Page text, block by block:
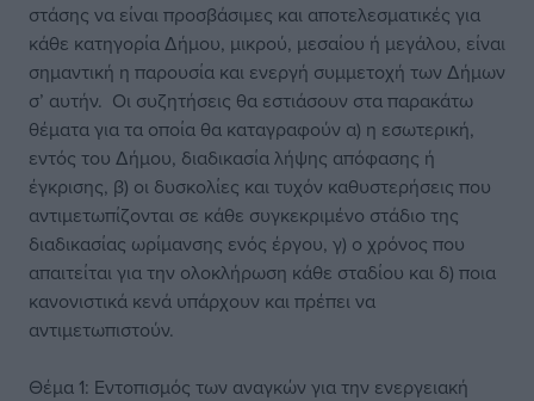
στάσης να είναι προσβάσιμες και αποτελεσματικές για
κάθε κατηγορία Δήμου, μικρού, μεσαίου ή μεγάλου, είναι
σημαντική η παρουσία και ενεργή συμμετοχή των Δήμων
σ’ αυτήν. Οι συζητήσεις θα εστιάσουν στα παρακάτω
θέματα για τα οποία θα καταγραφούν α) η εσωτερική,
εντός του Δήμου, διαδικασία λήψης απόφασης ή
έγκρισης, β) οι δυσκολίες και τυχόν καθυστερήσεις που
αντιμετωπίζονται σε κάθε συγκεκριμένο στάδιο της
διαδικασίας ωρίμανσης ενός έργου, γ) ο χρόνος που
απαιτείται για την ολοκλήρωση κάθε σταδίου και δ) ποια
κανονιστικά κενά υπάρχουν και πρέπει να
αντιμετωπιστούν.
Θέμα 1: Εντοπισμός των αναγκών για την ενεργειακή